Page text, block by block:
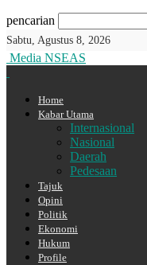
pencarian
Sabtu, Agustus 8, 2026
Media NSEAS
Home
Kabar Utama
Internasional
Nasional
Daerah
Pedesaan
Tajuk
Opini
Politik
Ekonomi
Hukum
Profile